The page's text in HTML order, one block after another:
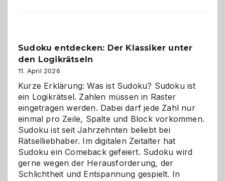
Sudoku entdecken: Der Klassiker unter
den Logikrätseln
11. April 2026
Kurze Erklärung: Was ist Sudoku? Sudoku ist
ein Logikrätsel. Zahlen müssen in Raster
eingetragen werden. Dabei darf jede Zahl nur
einmal pro Zeile, Spalte und Block vorkommen.
Sudoku ist seit Jahrzehnten beliebt bei
Rätselliebhaber. Im digitalen Zeitalter hat
Sudoku ein Comeback gefeiert. Sudoku wird
gerne wegen der Herausforderung, der
Schlichtheit und Entspannung gespielt. In